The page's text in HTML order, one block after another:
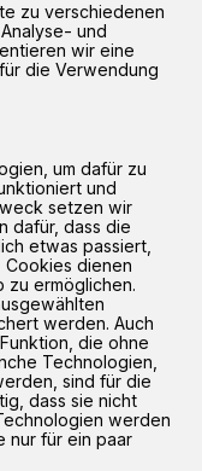
zu verschiedenen
und
wir eine
die Verwendung
um dafür zu
und
setzen wir
dafür, dass die
etwas passiert,
Cookies dienen
zu ermöglichen.
werden. Auch
die ohne
Technologien,
sind für die
dass sie nicht
werden
nur für ein paar